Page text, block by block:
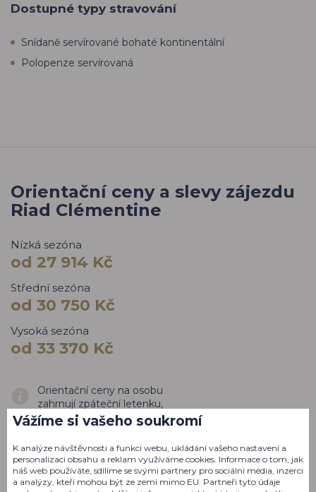
Dostupné typy stravování
Snídaně servírované bohaté kontinentální
Polopenze servírovaná
Orientační ceny a slevy zájezdu
Riad Clémentine
Nízká sezóna
od 27 914 Kč
Střední sezóna
od 30 750 Kč
Vysoká sezóna
od 33 370 Kč
Orientační ceny na osobu
zahrnují zpáteční letenku,
privátní transfery, pobyt na 7
nocí, základní
stravování a pojištění.
Nezahrnují však
možné slevy a délku pobytu
lze upravit na přání.
Vážíme si vašeho soukromí
K analýze návštěvnosti a funkcí webu, ukládání vašeho nastavení a
personalizaci obsahu a reklam využíváme cookies. Informace o tom, jak
náš web používáte, sdílíme se svými partnery pro sociální média, inzerci
a analýzy, kteří mohou být ze zemí mimo EU. Partneři tyto údaje